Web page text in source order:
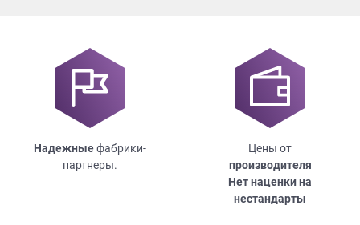
Надежныефабрики-
партнеры.
Цены от
производителя
Нет наценки на
нестандарты